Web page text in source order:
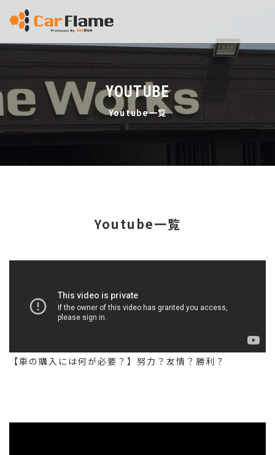
YOUTUBE
Youtube一覧
Youtube一覧
【車の購入には何が必要？】努力？友情？勝利？